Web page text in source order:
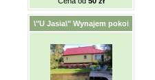
\"U Jasia\" Wynajem pokoi